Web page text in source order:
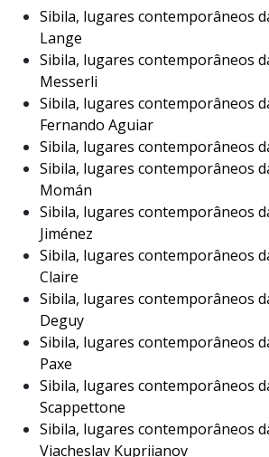
Sibila, lugares contemporâneos
Lange
Sibila, lugares contemporâneos
Messerli
Sibila, lugares contemporâneos
Fernando Aguiar
Sibila, lugares contemporâneos
Sibila, lugares contemporâneos
Momán
Sibila, lugares contemporâneos
Jiménez
Sibila, lugares contemporâneos
Claire
Sibila, lugares contemporâneos
Deguy
Sibila, lugares contemporâneos
Paxe
Sibila, lugares contemporâneos
Scappettone
Sibila, lugares contemporâneos
Viacheslav Kupriianov